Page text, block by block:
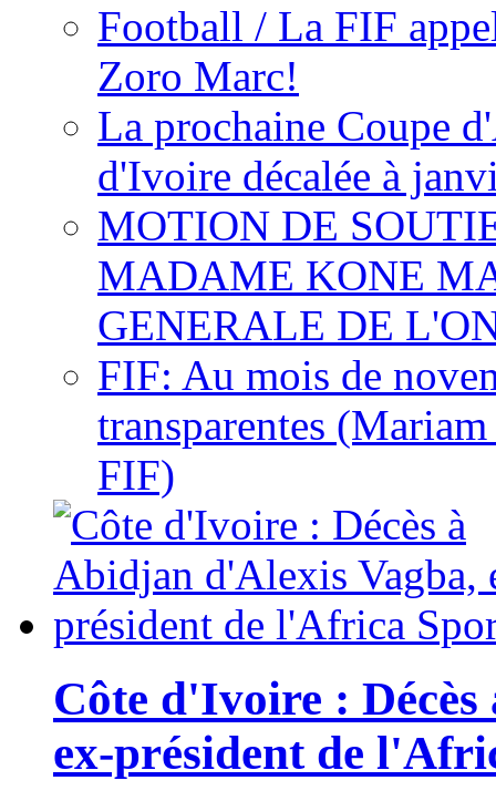
Football / La FIF
Zoro Marc!
La prochaine Coupe
d'Ivoire décalée à
MOTION DE
MADAME KONE
GENERALE DE
FIF: Au mois de
transparentes
FIF)
Côte d'Ivoire :
ex-président de